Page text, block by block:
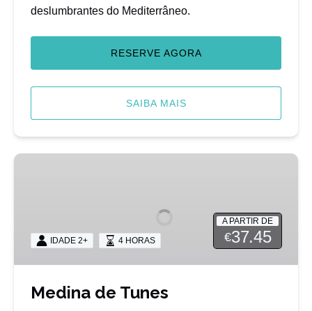
deslumbrantes do Mediterrâneo.
RESERVE AGORA
SAIBA MAIS
Medina
A PARTIR DE
€37.45
IDADE 2+ 4 HORAS
Medina de Tunes